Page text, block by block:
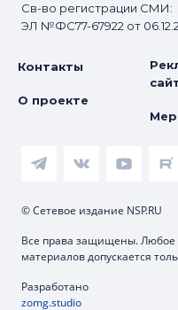
Св-во регистрации СМИ:
ЭЛ №ФС77-67922 от
Контакты
О проекте
© Сетевое издание NSP.RU
Все права защищены. Любое
материалов допускается
Разработано
zomg.studio